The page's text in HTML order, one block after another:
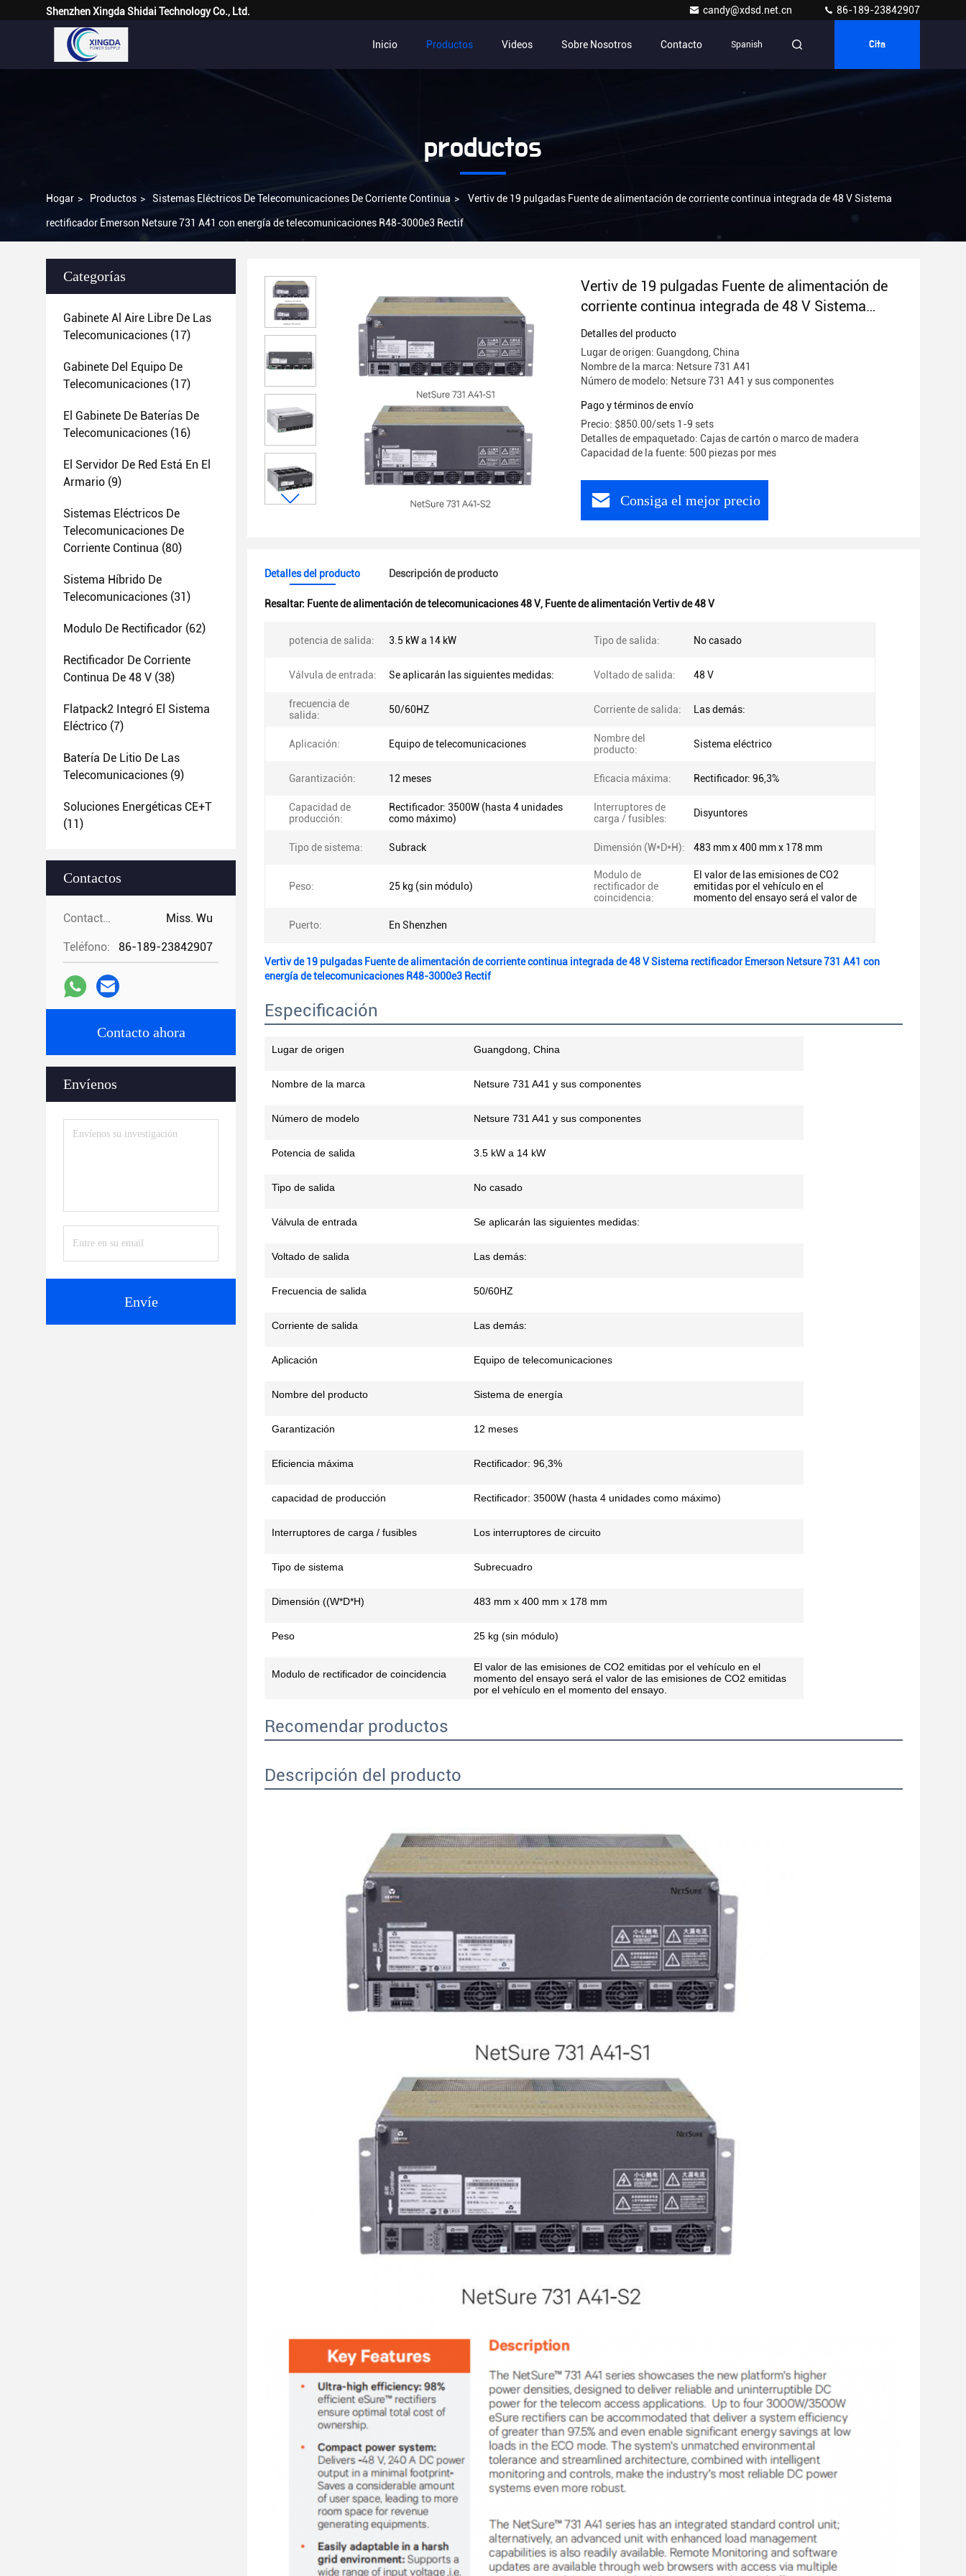
Shenzhen Xingda Shidai Technology Co., Ltd. candy@xdsd.net.cn 86-189-23842907
Inicio Productos Videos Sobre Nosotros Contacto Spanish Cita
productos
Hogar > Productos > Sistemas Eléctricos De Telecomunicaciones De Corriente Continua > Vertiv de 19 pulgadas Fuente de alimentación de corriente continua integrada de 48 V Sistema
rectificador Emerson Netsure 731 A41 con energía de telecomunicaciones R48-3000e3 Rectif
Categorías
Gabinete Al Aire Libre De Las
Telecomunicaciones (17)
Gabinete Del Equipo De
Telecomunicaciones (17)
El Gabinete De Baterías De
Telecomunicaciones (16)
El Servidor De Red Está En El
Armario (9)
Sistemas Eléctricos De
Telecomunicaciones De
Corriente Continua (80)
Sistema Híbrido De
Telecomunicaciones (31)
Modulo De Rectificador (62)
Rectificador De Corriente
Continua De 48 V (38)
Flatpack2 Integró El Sistema
Eléctrico (7)
Batería De Litio De Las
Telecomunicaciones (9)
Soluciones Energéticas CE+T
(11)
Contactos
Contactos: Miss. Wu
Teléfono: 86-189-23842907
Contacto ahora
Envíenos
Envíe
Vertiv de 19 pulgadas Fuente de alimentación de
corriente continua integrada de 48 V Sistema
rectificador Emerson Netsure 731 A41 con energía
de telecomunicaciones R48-3000e3 Rectif
Detalles del producto
Lugar de origen: Guangdong, China
Nombre de la marca: Netsure 731 A41
Número de modelo: Netsure 731 A41 y sus componentes
Pago y términos de envío
Precio: $850.00/sets 1-9 sets
Detalles de empaquetado: Cajas de cartón o marco de madera
Capacidad de la fuente: 500 piezas por mes
Consiga el mejor precio
Detalles del producto Descripción de producto
Resaltar: Fuente de alimentación de telecomunicaciones 48 V, Fuente de alimentación Vertiv de 48 V
potencia de salida: 3.5 kW a 14 kW Tipo de salida: No casado
Válvula de entrada: Se aplicarán las siguientes medidas: Voltado de salida: 48 V
frecuencia de
salida:
50/60HZ Corriente de salida: Las demás:
Aplicación: Equipo de telecomunicaciones
Nombre del
producto:
Sistema eléctrico
Garantización: 12 meses Eficacia máxima: Rectificador: 96,3%
Capacidad de
producción:
Rectificador: 3500W (hasta 4 unidades
como máximo)
Interruptores de
carga / fusibles:
Disyuntores
Tipo de sistema: Subrack Dimensión (W*D*H): 483 mm x 400 mm x 178 mm
Peso: 25 kg (sin módulo)
Modulo de
rectificador de
coincidencia:
El valor de las emisiones de CO2
emitidas por el vehículo en el
momento del ensayo será el valor de
Puerto: En Shenzhen
Vertiv de 19 pulgadas Fuente de alimentación de corriente continua integrada de 48 V Sistema rectificador Emerson Netsure 731 A41 con
energía de telecomunicaciones R48-3000e3 Rectif
Especificación
Lugar de origen Guangdong, China
Nombre de la marca Netsure 731 A41 y sus componentes
Número de modelo Netsure 731 A41 y sus componentes
Potencia de salida 3.5 kW a 14 kW
Tipo de salida No casado
Válvula de entrada Se aplicarán las siguientes medidas:
Voltado de salida Las demás:
Frecuencia de salida 50/60HZ
Corriente de salida Las demás:
Aplicación Equipo de telecomunicaciones
Nombre del producto Sistema de energía
Garantización 12 meses
Eficiencia máxima Rectificador: 96,3%
capacidad de producción Rectificador: 3500W (hasta 4 unidades como máximo)
Interruptores de carga / fusibles Los interruptores de circuito
Tipo de sistema Subrecuadro
Dimensión ((W*D*H) 483 mm x 400 mm x 178 mm
Peso 25 kg (sin módulo)
Modulo de rectificador de coincidencia
El valor de las emisiones de CO2 emitidas por el vehículo en el
momento del ensayo será el valor de las emisiones de CO2 emitidas
por el vehículo en el momento del ensayo.
Recomendar productos
Descripción del producto